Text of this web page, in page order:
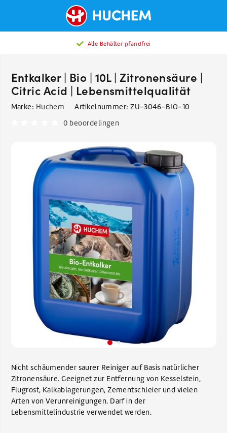
Alle Behälter pfandfrei
Entkalker | Bio | 10L | Zitronensäure |
Citric Acid | Lebensmittelqualität
Marke: Huchem Artikelnummer: ZU-3046-BIO-10
0 beoordelingen
Nicht schäumender saurer Reiniger auf Basis natürlicher
Zitronensäure. Geeignet zur Entfernung von Kesselstein,
Flugrost, Kalkablagerungen, Zementschleier und vielen
Arten von Verunreinigungen. Darf in der
Lebensmittelindustrie verwendet werden.